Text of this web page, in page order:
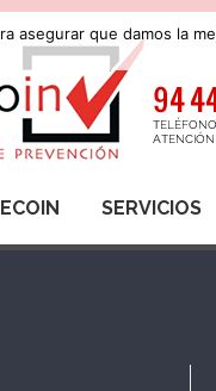
SERVICIOS
asegurar que damos la